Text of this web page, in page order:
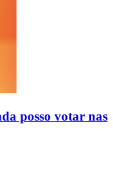
posso votar nas